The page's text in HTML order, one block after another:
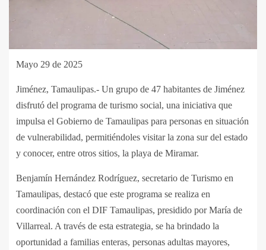
Mayo 29 de 2025
Jiménez, Tamaulipas.- Un grupo de 47 habitantes de Jiménez
disfrutó del programa de turismo social, una iniciativa que
impulsa el Gobierno de Tamaulipas para personas en situación
de vulnerabilidad, permitiéndoles visitar la zona sur del estado
y conocer, entre otros sitios, la playa de Miramar.
Benjamín Hernández Rodríguez, secretario de Turismo en
Tamaulipas, destacó que este programa se realiza en
coordinación con el DIF Tamaulipas, presidido por María de
Villarreal. A través de esta estrategia, se ha brindado la
oportunidad a familias enteras, personas adultas mayores,